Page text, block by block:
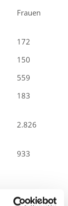
Frauen
172
150
559
183
2.826
933